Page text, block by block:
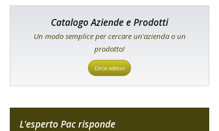
Catalogo Aziende e Prodotti
Un modo semplice per cercare un'azienda o un
prodotto!
Cerca adesso
L'esperto Pac risponde